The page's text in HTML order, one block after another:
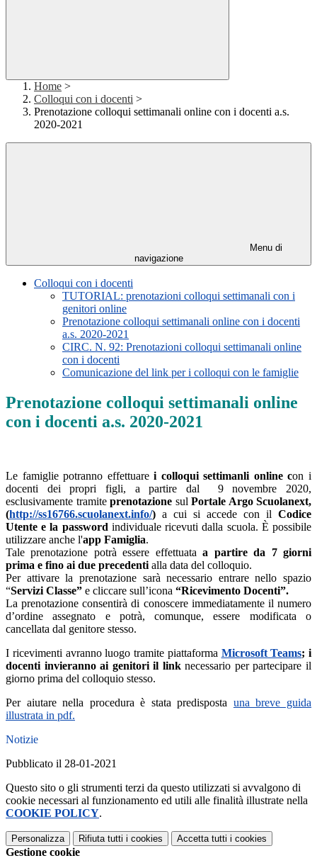
Home >
Colloqui con i docenti >
Prenotazione colloqui settimanali online con i docenti a.s.
2020-2021
Menu di
navigazione
Colloqui con i docenti
TUTORIAL: prenotazioni colloqui settimanali con i
genitori online
Prenotazione colloqui settimanali online con i docenti
a.s. 2020-2021
CIRC. N. 92: Prenotazioni colloqui settimanali online
con i docenti
Comunicazione del link per i colloqui con le famiglie
Prenotazione colloqui settimanali online
con i docenti a.s. 2020-2021
Le famiglie potranno effettuare i colloqui settimanli online con i
docenti dei propri figli, a partire dal 9 novembre 2020,
esclusivamente tramite prenotazione sul Portale Argo Scuolanext,
(http://ss16766.scuolanext.info/) a cui si accede con il Codice
Utente e la password individuale ricevuti dalla scuola. È possibile
utilizzare anche l'app Famiglia.
Tale prenotazione potrà essere effettuata a partire da 7 giorni
prima e fino ai due precedenti alla data del colloquio.
Per attivare la prenotazione sarà necessario entrare nello spazio
“Servizi Classe” e cliccare sull’icona “Ricevimento Docenti”.
La prenotazione consentirà di conoscere immediatamente il numero
d’ordine assegnato e potrà, comunque, essere modificata o
cancellata dal genitore stesso.
I ricevimenti avranno luogo tramite piattaforma Microsoft Teams; i
docenti invieranno ai genitori il link necessario per partecipare il
giorno prima del colloquio stesso.
Per aiutare nella procedura è stata predisposta una breve guida
illustrata in pdf.
Notizie
Pubblicato il 28-01-2021
Questo sito o gli strumenti terzi da questo utilizzati si avvalgono di
cookie necessari al funzionamento ed utili alle finalità illustrate nella
COOKIE POLICY.
Personalizza Rifiuta tutti i cookies Accetta tutti i cookies
Gestione cookie